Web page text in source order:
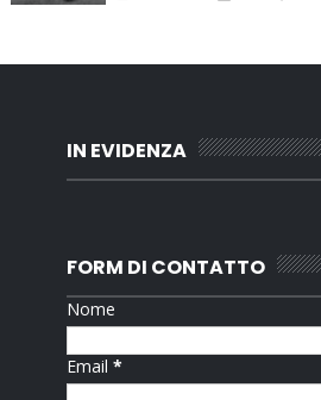
IN EVIDENZA
FORM DI CONTATTO
Nome
Email*